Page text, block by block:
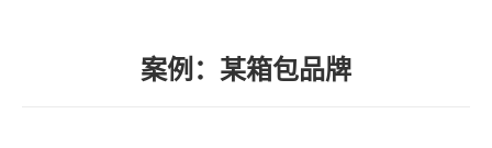
案例：某箱包品牌